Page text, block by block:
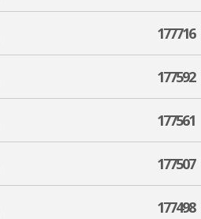
177716
177592
177561
177507
177498